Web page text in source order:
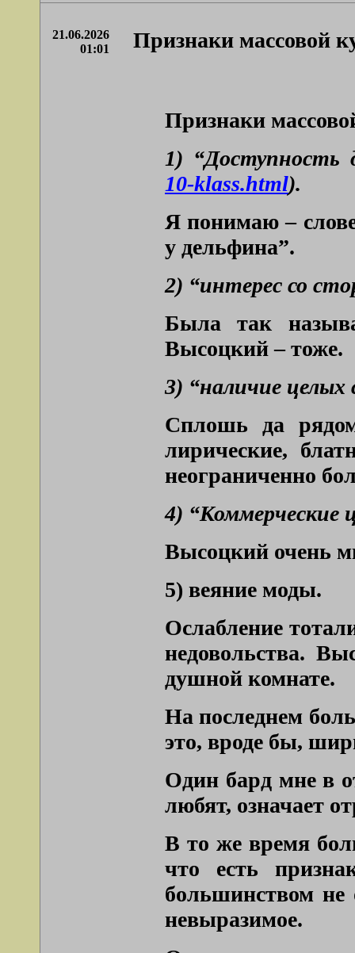
21.06.2026
01:01
Признаки массовой
Признаки
1) “Доступность
10-klass.html).
Я понимаю –
у дельфина”.
2) “интерес со
Была так
Высоцкий – тоже.
3) “наличие
Сплошь да
лирические,
неограниченно
4) “Коммерческие
Высоцкий очень
5) веяние моды.
Ослабление
недовольства.
душной комнате.
На последнем
это, вроде бы,
Один бард мне в
любят, означает
В то же время
что есть
большинством
невыразимое.